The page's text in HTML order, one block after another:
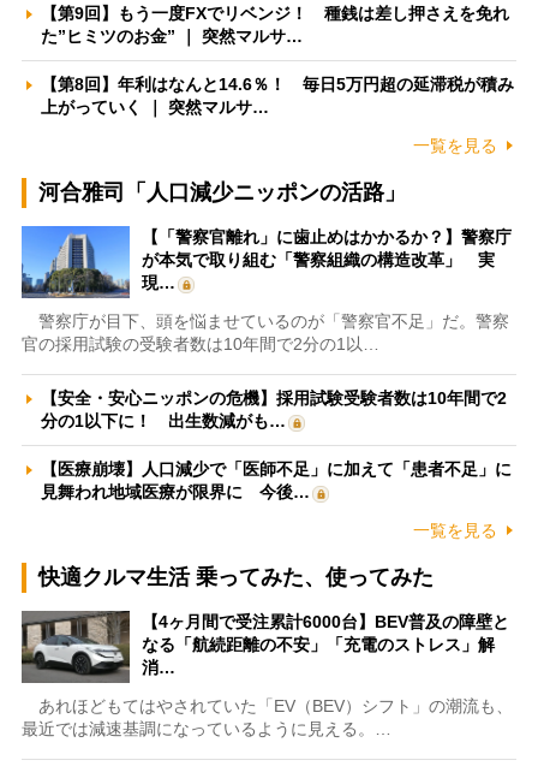
【第9回】もう一度FXでリベンジ！ 種銭は差し押さえを免れ
た”ヒミツのお金” ｜ 突然マルサ…
【第8回】年利はなんと14.6％！ 毎日5万円超の延滞税が積み
上がっていく ｜ 突然マルサ…
一覧を見る
河合雅司「人口減少ニッポンの活路」
【「警察官離れ」に歯止めはかかるか？】警察庁
が本気で取り組む「警察組織の構造改革」 実
現…
警察庁が目下、頭を悩ませているのが「警察官不足」だ。警察
官の採用試験の受験者数は10年間で2分の1以…
【安全・安心ニッポンの危機】採用試験受験者数は10年間で2
分の1以下に！ 出生数減がも…
【医療崩壊】人口減少で「医師不足」に加えて「患者不足」に
見舞われ地域医療が限界に 今後…
一覧を見る
快適クルマ生活 乗ってみた、使ってみた
【4ヶ月間で受注累計6000台】BEV普及の障壁と
なる「航続距離の不安」「充電のストレス」解
消…
あれほどもてはやされていた「EV（BEV）シフト」の潮流も、
最近では減速基調になっているように見える。…